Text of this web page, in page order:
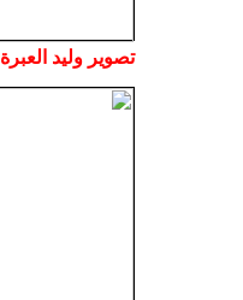
تصوير وليد العبرة